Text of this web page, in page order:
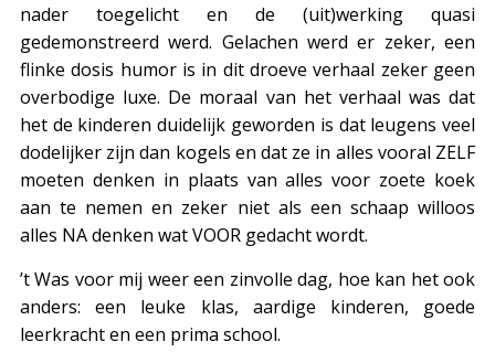
nader toegelicht en de (uit)werking quasi
gedemonstreerd werd. Gelachen werd er zeker, een
flinke dosis humor is in dit droeve verhaal zeker geen
overbodige luxe. De moraal van het verhaal was dat
het de kinderen duidelijk geworden is dat leugens veel
dodelijker zijn dan kogels en dat ze in alles vooral ZELF
moeten denken in plaats van alles voor zoete koek
aan te nemen en zeker niet als een schaap willoos
alles NA denken wat VOOR gedacht wordt.
’t Was voor mij weer een zinvolle dag, hoe kan het ook
anders: een leuke klas, aardige kinderen, goede
leerkracht en een prima school.